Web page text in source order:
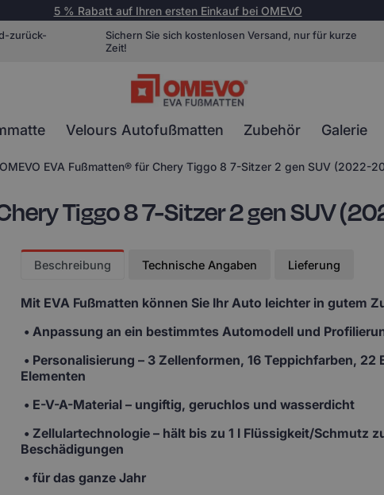
5 % Rabatt auf Ihren ersten Einkauf bei OMEVO
zurück-
Sichern Sie sich kostenlosen Versand, nur für kurze
Zeit!
Velours Autofußmatten Zubehör Galerie
OMEVO EVA Fußmatten® für Chery Tiggo 8 7-Sitzer 2 gen SUV (2022-
Tiggo 8 7-Sitzer 2 gen SUV
Beschreibung Technische Angaben Lieferung
Mit EVA Fußmatten können Sie Ihr Auto leichter in gutem
• Anpassung an ein bestimmtes Automodell und
• Personalisierung – 3 Zellenformen, 16 Teppichfarben,
Elementen
• E-V-A-Material– ungiftig, geruchlos und wasserdicht
• Zellulartechnologie– hält bis zu 1 l Flüssigkeit/Schmutz
Beschädigungen
• für das ganze Jahr